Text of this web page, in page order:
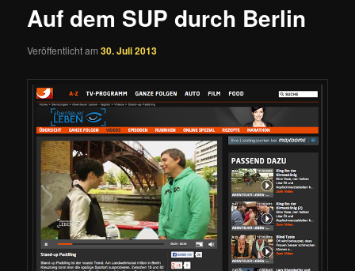
Auf dem SUP durch Berlin
Veröffentlicht am30. Juli 2013